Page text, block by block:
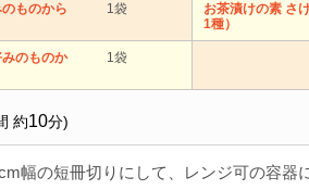
ものから
1袋
お茶漬けの素 さ
1種）
のものか
1袋
約10分)
幅の短冊切りにして、レンジ可の容器